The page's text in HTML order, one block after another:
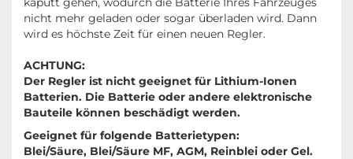
nicht mehr geladen oder sogar überladen wird. Dann
wird es höchste Zeit für einen neuen Regler.
ACHTUNG:
Der Regler ist nicht geeignet für Lithium-Ionen
Batterien. Die Batterie oder andere elektronische
Bauteile können beschädigt werden.
Geeignet für folgende Batterietypen:
Blei/Säure, Blei/Säure MF, AGM, Reinblei oder Gel.